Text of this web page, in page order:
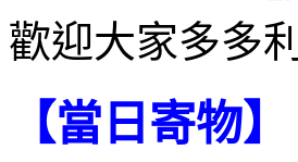
歡迎大家多多
【當日寄物】